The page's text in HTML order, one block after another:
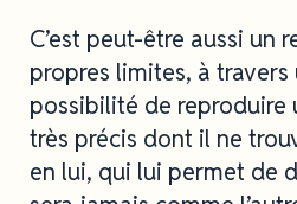
C’est peut-être aussi un
propres limites, à travers
possibilité de reproduire
très précis dont il ne
en lui, qui lui permet de